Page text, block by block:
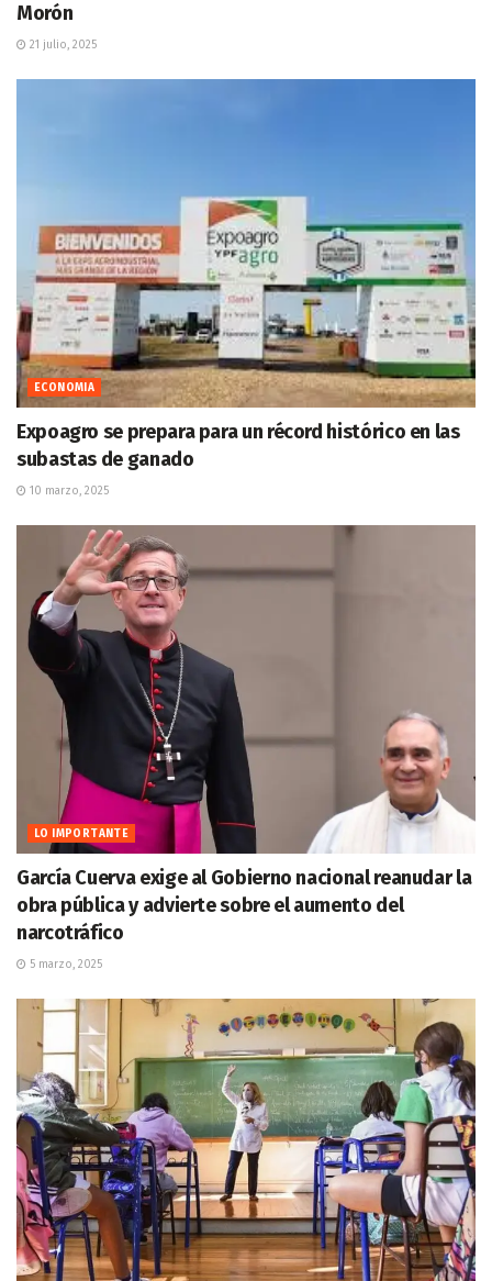
Morón
21 julio, 2025
ECONOMIA
Expoagro se prepara para un récord histórico en las
subastas de ganado
10 marzo, 2025
LO IMPORTANTE
García Cuerva exige al Gobierno nacional reanudar la
obra pública y advierte sobre el aumento del
narcotráfico
5 marzo, 2025